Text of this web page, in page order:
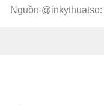
Nguồn @inkythuatso: